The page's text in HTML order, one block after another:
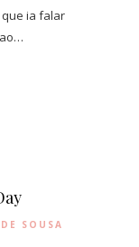
que ia falar
SOUSA